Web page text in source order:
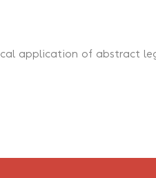
application of abstract